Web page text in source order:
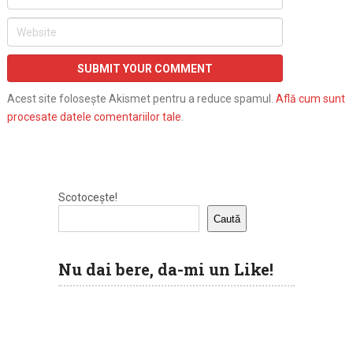
Acest site folosește Akismet pentru a reduce spamul. Află cum sunt
procesate datele comentariilor tale
Scotocește!
Caută
Nu dai bere, da-mi un Like!